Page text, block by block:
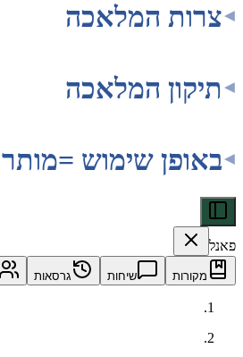
צרות המלאכה
תיקון המלאכה
באופן שימוש =מותר
פאנל
מקורות שיחות גרסאות